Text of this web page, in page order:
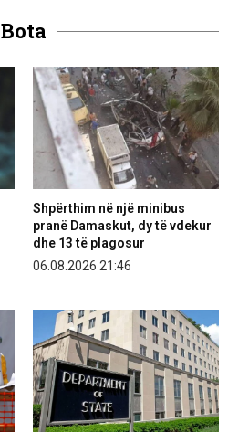
Bota
Shpërthim në një minibus
pranë Damaskut, dy të vdekur
dhe 13 të plagosur
06.08.2026 21:46